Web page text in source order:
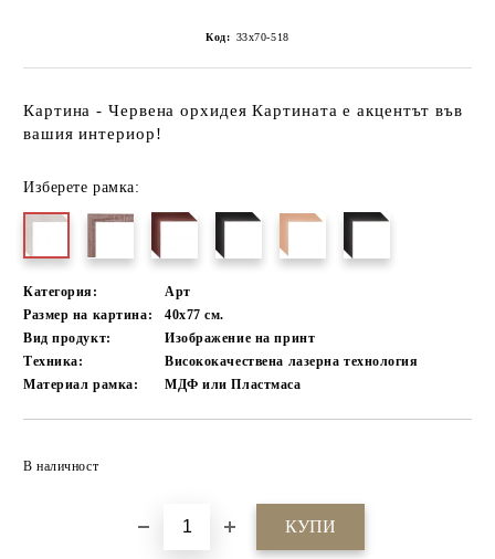
Код: 33x70-518
Картина - Червена орхидея Картината е акцентът във
вашия интериор!
Изберете рамка:
Категория:
Арт
Размер на картина:
40х77 см.
Вид продукт:
Изображение на принт
Техника:
Висококачествена лазерна технология
Материал рамка:
МДФ или Пластмаса
В наличност